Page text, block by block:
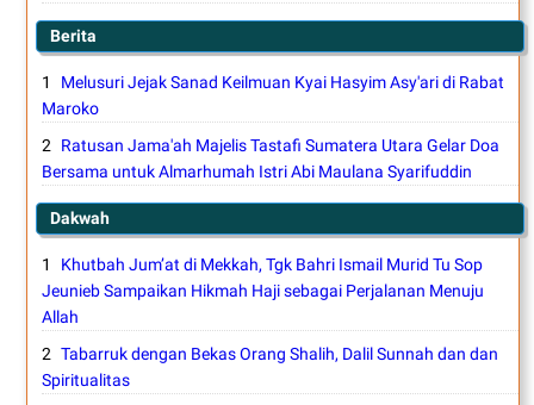
Berita
Melusuri Jejak Sanad Keilmuan Kyai Hasyim Asy'ari di Rabat
Maroko
Ratusan Jama'ah Majelis Tastafi Sumatera Utara Gelar Doa
Bersama untuk Almarhumah Istri Abi Maulana Syarifuddin
Dakwah
Khutbah Jum’at di Mekkah, Tgk Bahri Ismail Murid Tu Sop
Jeunieb Sampaikan Hikmah Haji sebagai Perjalanan Menuju
Allah
Tabarruk dengan Bekas Orang Shalih, Dalil Sunnah dan dan
Spiritualitas